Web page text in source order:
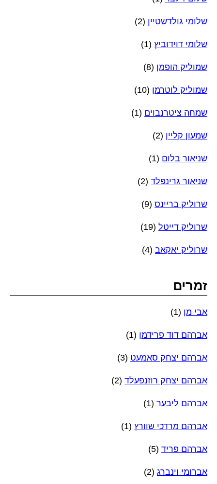
שלומי גולדשטיין (2)
שלומי דוידוביץ (1)
שמוליק הופמן (8)
שמוליק לוטרמן (10)
שמחה ציטרנבוים (1)
שמעון קליין (2)
שניאור בלום (1)
שניאור גרינפלד (2)
שרוליק בריינס (9)
שרוליק דייטל (19)
שרוליק יאקאב (4)
זמרים
אבי מן (1)
אברהם דוד פרידמן (1)
אברהם יצחק סאמעט (3)
אברהם יצחק רוזנפעלד (2)
אברהם ליבער (1)
אברהם מרדכי שוורץ (1)
אברהם פריד (5)
אברומי וינברג (2)